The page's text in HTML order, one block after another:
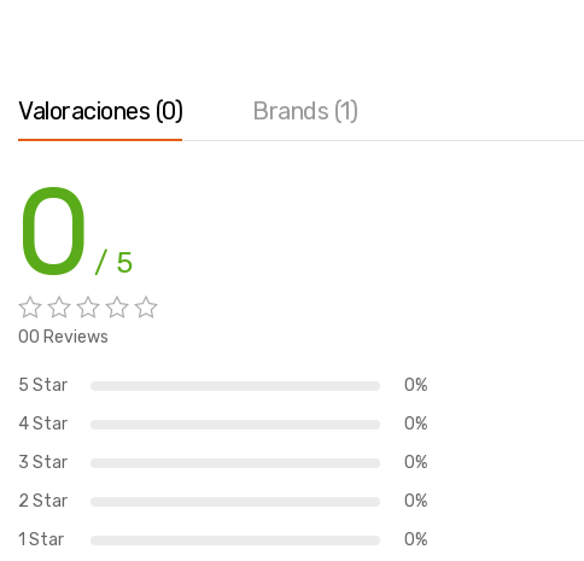
Valoraciones (0) Brands (1)
0 / 5
00 Reviews
5 Star
0%
4 Star
0%
3 Star
0%
2 Star
0%
1 Star
0%